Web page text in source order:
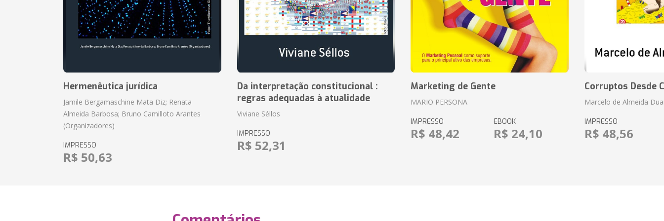
Hermenêutica jurídica
Jamile Bergamaschine Mata Diz; Renata
Almeida Barbosa; Bruno Camilloto Arantes
(Organizadores)
IMPRESSO
R$ 50,63
Da interpretação constitucional :
regras adequadas à atualidade
Viviane Séllos
IMPRESSO
R$ 52,31
Marketing de Gente
MARIO PERSONA
IMPRESSO
R$ 48,42
EBOOK
R$ 24,10
Corruptos Desde
Marcelo de Almeida
IMPRESSO
R$ 48,56